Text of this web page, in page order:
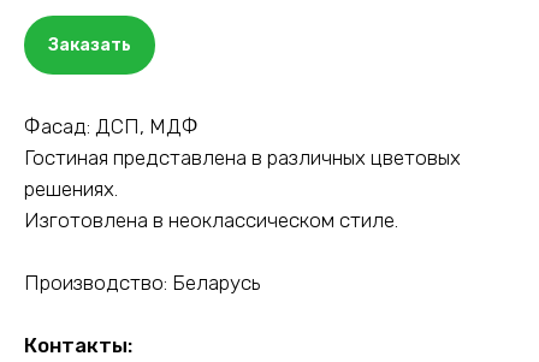
Заказать
Фасад: ДСП, МДФ
Гостиная представлена в различных цветовых
решениях.
Изготовлена в неоклассическом стиле.
Производство: Беларусь
Контакты: